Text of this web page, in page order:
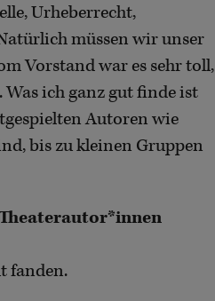
Urheberrecht,
müssen wir unser
Vorstand war es sehr toll,
ich ganz gut finde ist
Autoren wie
bis zu kleinen Gruppen
fanden.